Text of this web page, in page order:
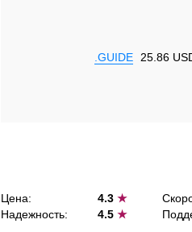
.GUIDE 25.86
Цена: 4.3★
Надежность:
4.5★